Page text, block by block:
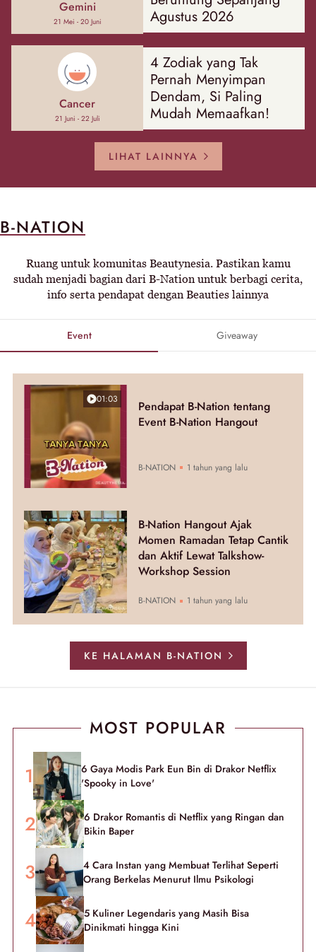
Gemini
21 Mei - 20 Juni
Agustus 2026
Cancer
21 Juni - 22 Juli
4 Zodiak yang Tak
Pernah Menyimpan
Dendam, Si Paling
Mudah Memaafkan!
LIHAT LAINNYA
B-NATION
Ruang untuk komunitas Beautynesia. Pastikan kamu
sudah menjadi bagian dari B-Nation untuk berbagi cerita,
info serta pendapat dengan Beauties lainnya
Event Giveaway
01:03
Pendapat B-Nation tentang
Event B-Nation Hangout
B-NATION 1 tahun yang lalu
B-Nation Hangout Ajak
Momen Ramadan Tetap Cantik
dan Aktif Lewat Talkshow-
Workshop Session
B-NATION 1 tahun yang lalu
KE HALAMAN B-NATION
MOST POPULAR
6 Gaya Modis Park Eun Bin di Drakor Netflix
'Spooky in Love'
6 Drakor Romantis di Netflix yang Ringan dan
Bikin Baper
4 Cara Instan yang Membuat Terlihat Seperti
Orang Berkelas Menurut Ilmu Psikologi
5 Kuliner Legendaris yang Masih Bisa
Dinikmati hingga Kini